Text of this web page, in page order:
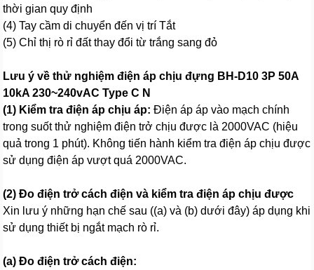
thời gian quy định
(4) Tay cầm di chuyển đến vị trí Tắt
(5) Chỉ thị rò rỉ đất thay đổi từ trắng sang đỏ
Lưu ý về thử nghiệm điện áp chịu đựng BH-D10 3P 50A
10kA 230~240vAC Type C N
(1) Kiểm tra điện áp chịu áp: Điện áp áp vào mạch chính
trong suốt thử nghiệm điện trở chịu được là 2000VAC (hiệu
quả trong 1 phút). Không tiến hành kiểm tra điện áp chịu được
sử dụng điện áp vượt quá 2000VAC.
(2) Đo điện trở cách điện và kiểm tra điện áp chịu được
Xin lưu ý những hạn chế sau ((a) và (b) dưới đây) áp dụng khi
sử dụng thiết bị ngắt mạch rò rỉ.
(a) Đo điện trở cách điện: